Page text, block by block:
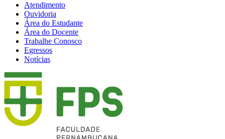
Atendimento
Ouvidoria
Área do Estudante
Área do Docente
Trabalhe Conosco
Egressos
Notícias